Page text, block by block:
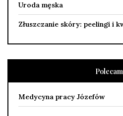
Uroda męska
Złuszczanie skóry: peelingi i
Medycyna pracy Józefów